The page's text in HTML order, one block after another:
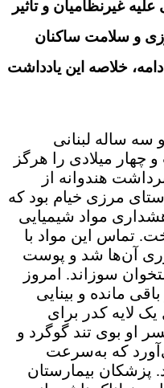
غیرنظامیان و تأثیر
و سلامت ساکنان
خلاصه این یادداشت
ساله لبنانی
چهار میلادی را هرگز
هندوانه از
مرزی خیام بود که
مواد شیمیایی
تماس این مواد با
آن‌ها شد و پوست
سوزاند. امروز
مانده و بینایی
لایه کدر برای
او بوی تند گوگرد و
که به‌سرعت
بیمارستان